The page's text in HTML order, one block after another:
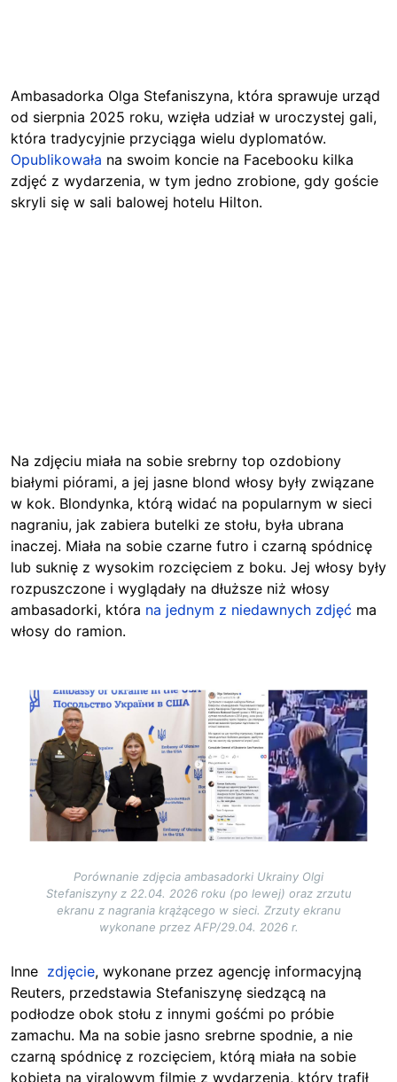
Ambasadorka Olga Stefaniszyna, która sprawuje urząd
od sierpnia 2025 roku, wzięła udział w uroczystej gali,
która tradycyjnie przyciąga wielu dyplomatów.
Opublikowała na swoim koncie na Facebooku kilka
zdjęć z wydarzenia, w tym jedno zrobione, gdy goście
skryli się w sali balowej hotelu Hilton.
Na zdjęciu miała na sobie srebrny top ozdobiony
białymi piórami, a jej jasne blond włosy były związane
w kok. Blondynka, którą widać na popularnym w sieci
nagraniu, jak zabiera butelki ze stołu, była ubrana
inaczej. Miała na sobie czarne futro i czarną spódnicę
lub suknię z wysokim rozcięciem z boku. Jej włosy były
rozpuszczone i wyglądały na dłuższe niż włosy
ambasadorki, która na jednym z niedawnych zdjęć ma
włosy do ramion.
Image
Porównanie zdjęcia ambasadorki Ukrainy Olgi
Stefaniszyny z 22.04. 2026 roku (po lewej) oraz zrzutu
ekranu z nagrania krążącego w sieci. Zrzuty ekranu
wykonane przez AFP/29.04. 2026 r.
Inne zdjęcie, wykonane przez agencję informacyjną
Reuters, przedstawia Stefaniszynę siedzącą na
podłodze obok stołu z innymi gośćmi po próbie
zamachu. Ma na sobie jasno srebrne spodnie, a nie
czarną spódnicę z rozcięciem, którą miała na sobie
kobieta na viralowym filmie z wydarzenia, który trafił